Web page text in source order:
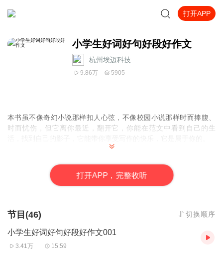
打开APP
小学生好词好句好段好作文
杭州埃迈科技
9.86万 5905
本书虽不像奇幻小说那样扣人心弦，不像校园小说那样时而捧腹、
时而忧伤，但它离你最近，翻开它，你能在范文中看到自己的生
简单实用的写作方法，从教学实践中得来的大方法，从范文中提炼
的小方法，只要你读，必有收获。 主体功能是积累写作素材，但这
本书帮助小学生练习写作。
打开APP，完整收听
节目(46) 切换顺序
小学生好词好句好段好作文001
3.41万 15:59